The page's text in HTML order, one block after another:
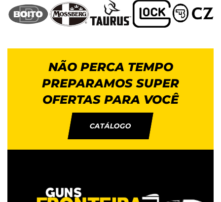
NÃO PERCA TEMPO
PREPARAMOS SUPER
OFERTAS PARA VOCÊ
CATÁLOGO